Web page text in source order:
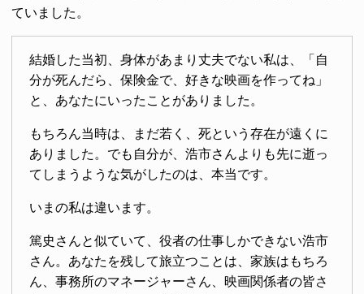
ていました。
結婚した当初、身体があまり丈夫でない私は、「自
分が死んだら、保険金で、好きな映画を作ってね」
と、あなたにいったことがありました。
もちろん当時は、まだ若く、死という存在が遠くに
ありました。でも自分が、浩市さんよりも先に逝っ
てしまうような気がしたのは、本当です。
いまの私は違います。
篤史さんと似ていて、役者の仕事しかできない浩市
さん。あなたを残して旅立つことは、家族はもちろ
ん、事務所のマネージャーさん、映画関係者の皆さ